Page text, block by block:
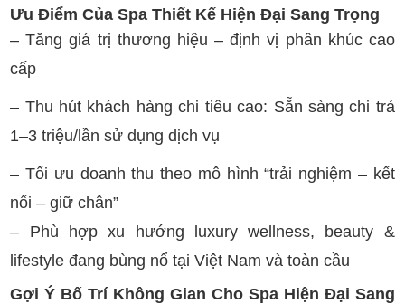
Ưu Điểm Của Spa Thiết Kế Hiện Đại Sang Trọng
– Tăng giá trị thương hiệu – định vị phân khúc cao
cấp
– Thu hút khách hàng chi tiêu cao: Sẵn sàng chi trả
1–3 triệu/lần sử dụng dịch vụ
– Tối ưu doanh thu theo mô hình “trải nghiệm – kết
nối – giữ chân”
– Phù hợp xu hướng luxury wellness, beauty &
lifestyle đang bùng nổ tại Việt Nam và toàn cầu
Gợi Ý Bố Trí Không Gian Cho Spa Hiện Đại Sang